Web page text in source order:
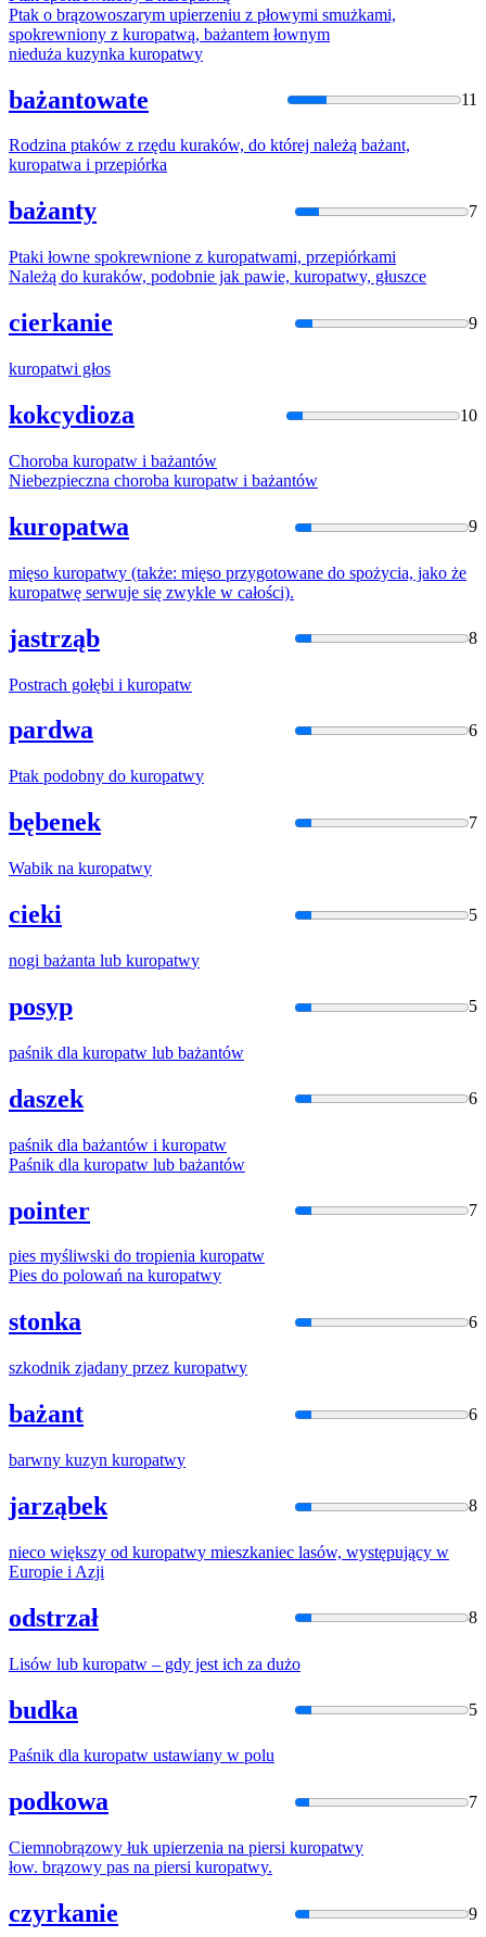
Ptak o brązowoszarym upierzeniu z płowymi smużkami,
spokrewniony z kuropatwą, bażantem łownym
nieduża kuzynka kuropatwy
bażantowate 11
Rodzina ptaków z rzędu kuraków, do której należą bażant,
kuropatwa i przepiórka
bażanty 7
Ptaki łowne spokrewnione z kuropatwami, przepiórkami
Należą do kuraków, podobnie jak pawie, kuropatwy, głuszce
cierkanie 9
kuropatwi głos
kokcydioza 10
Choroba kuropatw i bażantów
Niebezpieczna choroba kuropatw i bażantów
kuropatwa 9
mięso kuropatwy (także: mięso przygotowane do spożycia, jako że
kuropatwę serwuje się zwykle w całości).
jastrząb 8
Postrach gołębi i kuropatw
pardwa 6
Ptak podobny do kuropatwy
bębenek 7
Wabik na kuropatwy
cieki 5
nogi bażanta lub kuropatwy
posyp 5
paśnik dla kuropatw lub bażantów
daszek 6
paśnik dla bażantów i kuropatw
Paśnik dla kuropatw lub bażantów
pointer 7
pies myśliwski do tropienia kuropatw
Pies do polowań na kuropatwy
stonka 6
szkodnik zjadany przez kuropatwy
bażant 6
barwny kuzyn kuropatwy
jarząbek 8
nieco większy od kuropatwy mieszkaniec lasów, występujący w
Europie i Azji
odstrzał 8
Lisów lub kuropatw – gdy jest ich za dużo
budka 5
Paśnik dla kuropatw ustawiany w polu
podkowa 7
Ciemnobrązowy łuk upierzenia na piersi kuropatwy
łow. brązowy pas na piersi kuropatwy.
czyrkanie 9